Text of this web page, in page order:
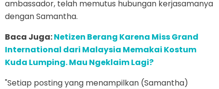
ambassador, telah memutus hubungan kerjasamanya
dengan Samantha.
Baca Juga:Netizen Berang Karena Miss Grand
International dari Malaysia Memakai Kostum
Kuda Lumping. Mau Ngeklaim Lagi?
"Setiap posting yang menampilkan (Samantha)